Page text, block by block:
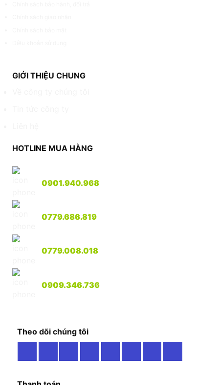
GIỚI THIỆU CHUNG
HOTLINE MUA HÀNG
0901.940.968
0779.686.819
0779.008.018
0909.346.736
Theo dõi chúng tôi